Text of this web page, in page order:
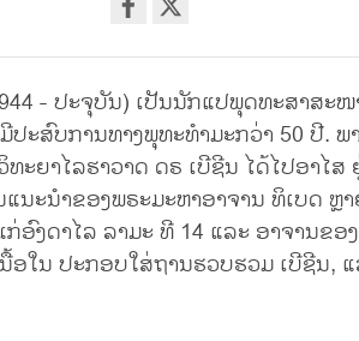
facebook
- ປະຈຸບັນ) ເປັນນັກແປພຸດທະສາສະ
ະສົບການທາງພຸທະທຳມະກວ່າ 50 ປີ.
ະຍາໄລຮາວາດ ດຣ ເບີຊີນ ໄດ້ໄປອາໄສ
ນະນຳຂອງພຣະມະຫາອາຈານ ທິເບດ ຫຼ
ອົງດາໄລ ລາມະ ທີ 14 ແລະ ອາຈານຂອ
ອໃນ ປະກອບໃສ່ຖານຮວບຮວມ ເບີຊີນ,